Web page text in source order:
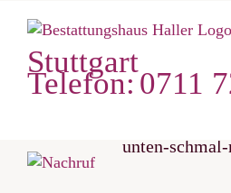
Inhalt
springenStuttgart
Telefon:0711
unten-